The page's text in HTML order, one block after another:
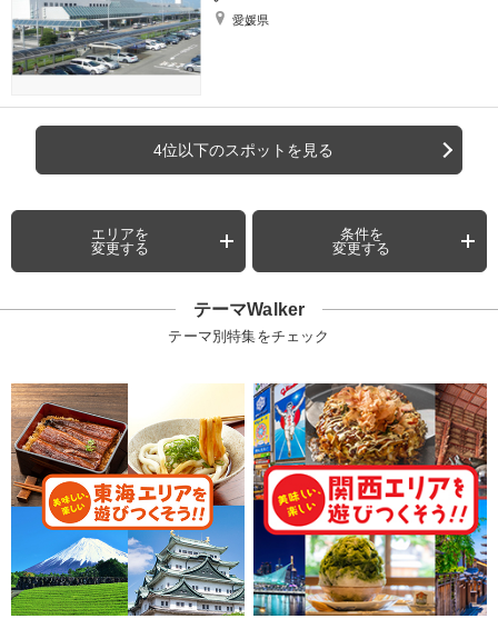
愛媛県
4位以下のスポットを見る
エリアを
変更する
条件を
変更する
テーマWalker
テーマ別特集をチェック